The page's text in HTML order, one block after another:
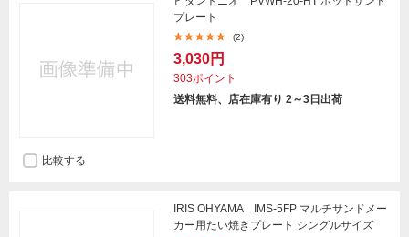
プレート
(2)
3,030円
303ポイント
送料無料、店在庫有り 2～3日出荷
比較する
IRIS OHYAMA IMS-5FP マルチサンドメー
カー用たい焼きプレート シングルサイズ